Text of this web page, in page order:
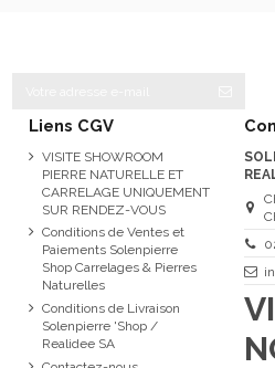
Liens CGV
VISITE SHOWROOM
PIERRE NATURELLE ET
CARRELAGE UNIQUEMENT
SUR RENDEZ-VOUS
Conditions de Ventes et
Paiements Solenpierre
Shop Carrelages & Pierres
Naturelles
Conditions de Livraison
Solenpierre 'Shop /
Realidee SA